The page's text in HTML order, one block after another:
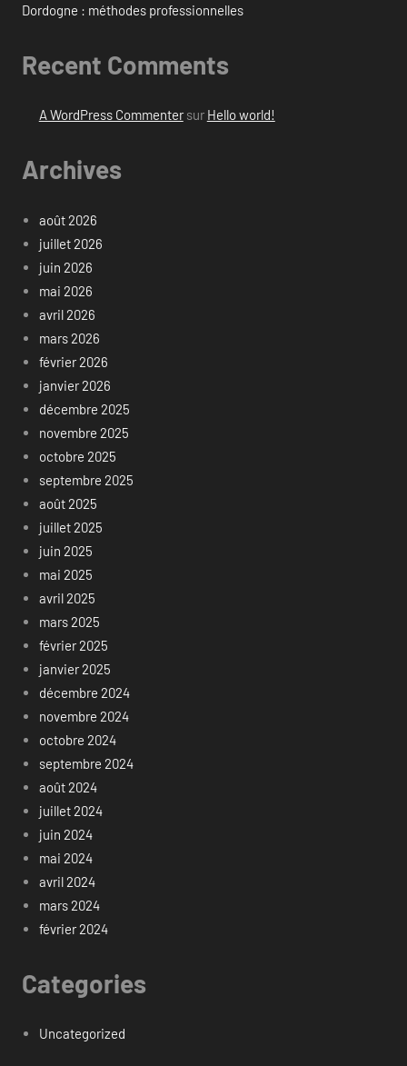
Dordogne : méthodes professionnelles
Recent Comments
A WordPress Commentersur Hello world!
Archives
août 2026
juillet 2026
juin 2026
mai 2026
avril 2026
mars 2026
février 2026
janvier 2026
décembre 2025
novembre 2025
octobre 2025
septembre 2025
août 2025
juillet 2025
juin 2025
mai 2025
avril 2025
mars 2025
février 2025
janvier 2025
décembre 2024
novembre 2024
octobre 2024
septembre 2024
août 2024
juillet 2024
juin 2024
mai 2024
avril 2024
mars 2024
février 2024
Categories
Uncategorized